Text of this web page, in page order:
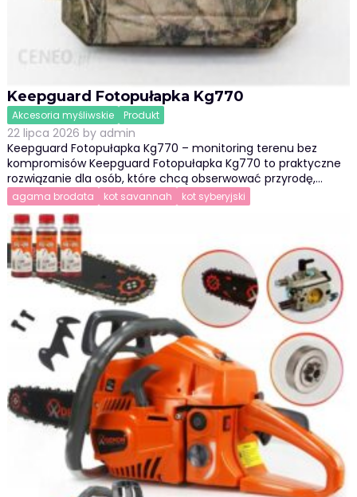
Keepguard Fotopułapka Kg770
Akcesoria myśliwskie Produkt
22 lipca 2026 by admin
Keepguard Fotopułapka Kg770 – monitoring terenu bez
kompromisów Keepguard Fotopułapka Kg770 to praktyczne
rozwiązanie dla osób, które chcą obserwować przyrodę,…
agama brodata kot savannah kot syberyjski